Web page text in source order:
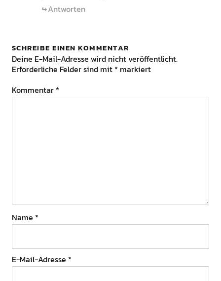
Antworten
SCHREIBE EINEN KOMMENTAR
Deine E-Mail-Adresse wird nicht veröffentlicht.
Erforderliche Felder sind mit * markiert
Kommentar *
Name *
E-Mail-Adresse *